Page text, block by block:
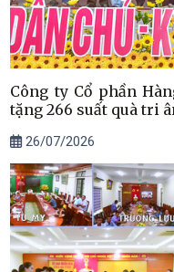
Công ty Cổ phần
tặng 266 suất quà tri
26/07/2026